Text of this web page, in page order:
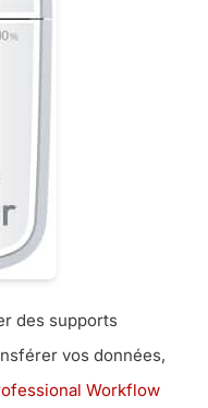
des supports
vos données,
Workflow